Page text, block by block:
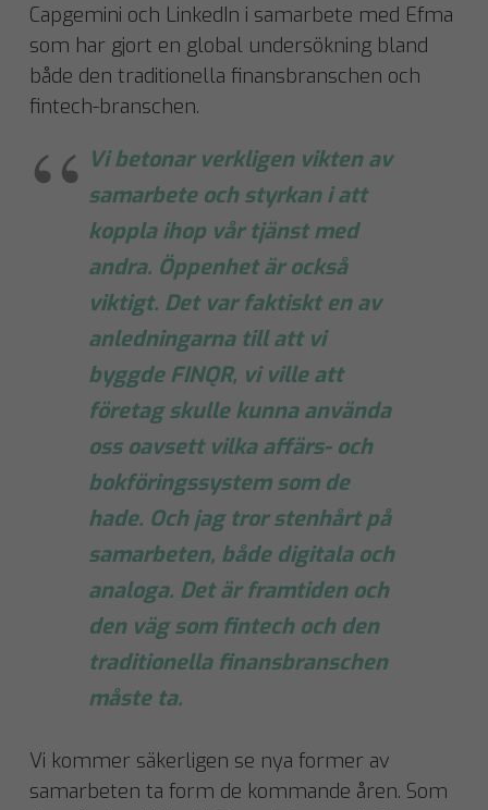
Capgemini och LinkedIn i samarbete med Efma
som har gjort en global undersökning bland
både den traditionella finansbranschen och
fintech-branschen.
Vi betonar verkligen vikten av
samarbete och styrkan i att
koppla ihop vår tjänst med
andra. Öppenhet är också
viktigt. Det var faktiskt en av
anledningarna till att vi
byggde FINQR, vi ville att
företag skulle kunna använda
oss oavsett vilka affärs- och
bokföringssystem som de
hade. Och jag tror stenhårt på
samarbeten, både digitala och
analoga. Det är framtiden och
den väg som fintech och den
traditionella finansbranschen
måste ta.
Vi kommer säkerligen se nya former av
samarbeten ta form de kommande åren. Som